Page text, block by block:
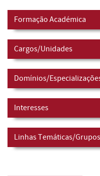
Formação Académica
Cargos/Unidades
Domínios/
Interesses
Linhas Temáticas/